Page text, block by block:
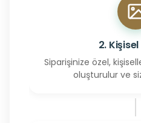
2.
Siparişinize özel,
oluşturulur ve